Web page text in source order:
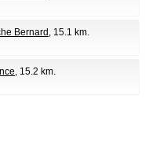
Bernard , 15.1 km.
, 15.2 km.